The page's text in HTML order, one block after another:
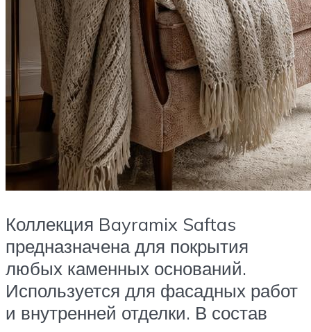
Коллекция Bayramix Saftas
предназначена для покрытия
любых каменных оснований.
Используется для фасадных работ
и внутренней отделки. В состав